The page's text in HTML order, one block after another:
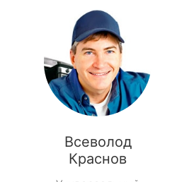
Всеволод
Краснов